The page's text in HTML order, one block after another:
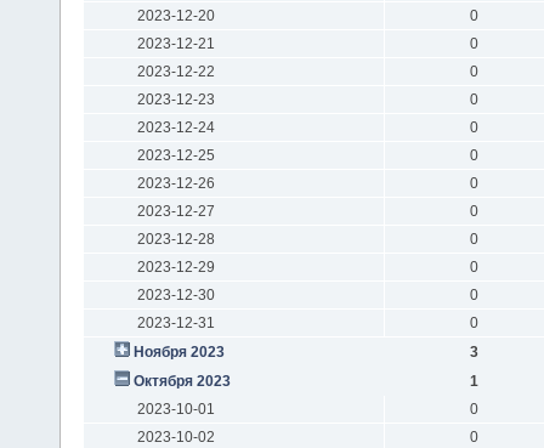
2023-12-20
0
2023-12-21
0
2023-12-22
0
2023-12-23
0
2023-12-24
0
2023-12-25
0
2023-12-26
0
2023-12-27
0
2023-12-28
0
2023-12-29
0
2023-12-30
0
2023-12-31
0
Ноября 2023
3
Октября 2023
1
2023-10-01
0
2023-10-02
0